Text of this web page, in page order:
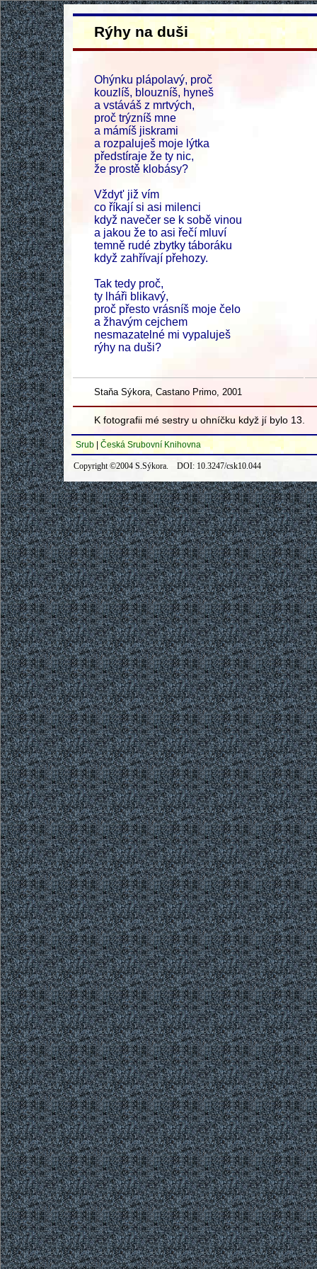
Rýhy na duši
Ohýnku plápolavý, proč
kouzlíš, blouzníš, hyneš
a vstáváš z mrtvých,
proč trýzníš mne
a mámíš jiskrami
a rozpaluješ moje lýtka
předstíraje že ty nic,
že prostě klobásy?
Vždyt' již vím
co říkají si asi milenci
když navečer se k sobě vinou
a jakou že to asi řečí mluví
temně rudé zbytky táboráku
když zahřívají přehozy.
Tak tedy proč,
ty lháři blikavý,
proč přesto vrásníš moje čelo
a žhavým cejchem
nesmazatelné mi vypaluješ
rýhy na duši?
Staňa Sýkora, Castano Primo, 2001
K fotografii mé sestry u ohníčku když jí bylo 13.
Srub Česká Srubovní Knihovna
Copyright ©2004 S.Sýkora. DOI: 10.3247/csk10.044